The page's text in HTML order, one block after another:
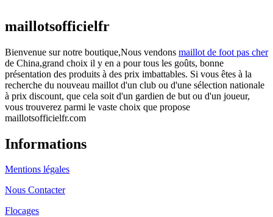
maillotsofficielfr
Bienvenue sur notre boutique,Nous vendons maillot de foot pas cher
de China,grand choix il y en a pour tous les goûts, bonne
présentation des produits à des prix imbattables. Si vous êtes à la
recherche du nouveau maillot d'un club ou d'une sélection nationale
à prix discount, que cela soit d'un gardien de but ou d'un joueur,
vous trouverez parmi le vaste choix que propose
maillotsofficielfr.com
Informations
Mentions légales
Nous Contacter
Flocages